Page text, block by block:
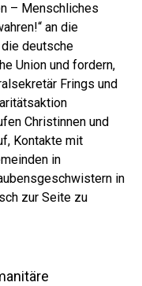
– Menschliches
an die
deutsche
Union und fordern,
Frings und
Christinnen und
Kontakte mit
in
in
zur Seite zu